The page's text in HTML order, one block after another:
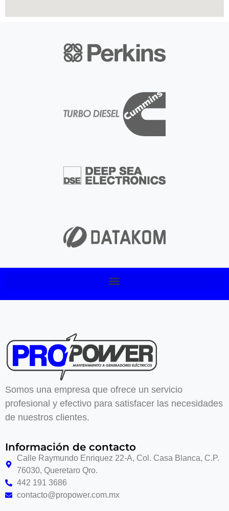
Somos una empresa que ofrece un servicio
profesional y efectivo para satisfacer las necesidades
de nuestros clientes.
Información de contacto
Calle Raymundo Enriquez 22-A, Col. Casa Blanca, C.P.
76030, Queretaro Qro.
442 191 3686
contacto@propower.com.mx